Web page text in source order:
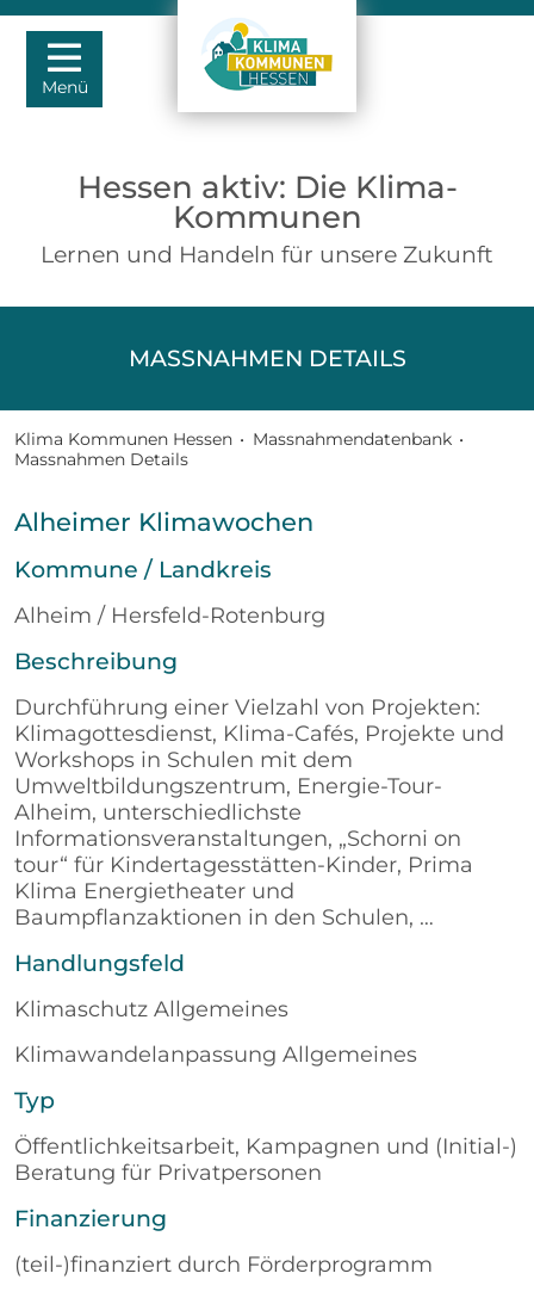
Menü
Hessen aktiv: Die Klima-
Kommunen
Lernen und Handeln für unsere Zukunft
MASSNAHMEN DETAILS
Klima Kommunen Hessen • Massnahmendatenbank •
Massnahmen Details
Alheimer Klimawochen
Kommune / Landkreis
Alheim / Hersfeld-Rotenburg
Beschreibung
Durchführung einer Vielzahl von Projekten:
Klimagottesdienst, Klima-Cafés, Projekte und
Workshops in Schulen mit dem
Umweltbildungszentrum, Energie-Tour-
Alheim, unterschiedlichste
Informationsveranstaltungen, „Schorni on
tour“ für Kindertagesstätten-Kinder, Prima
Klima Energietheater und
Baumpflanzaktionen in den Schulen, …
Handlungsfeld
Klimaschutz Allgemeines
Klimawandelanpassung Allgemeines
Typ
Öffentlichkeitsarbeit, Kampagnen und (Initial-)
Beratung für Privatpersonen
Finanzierung
(teil-)finanziert durch Förderprogramm